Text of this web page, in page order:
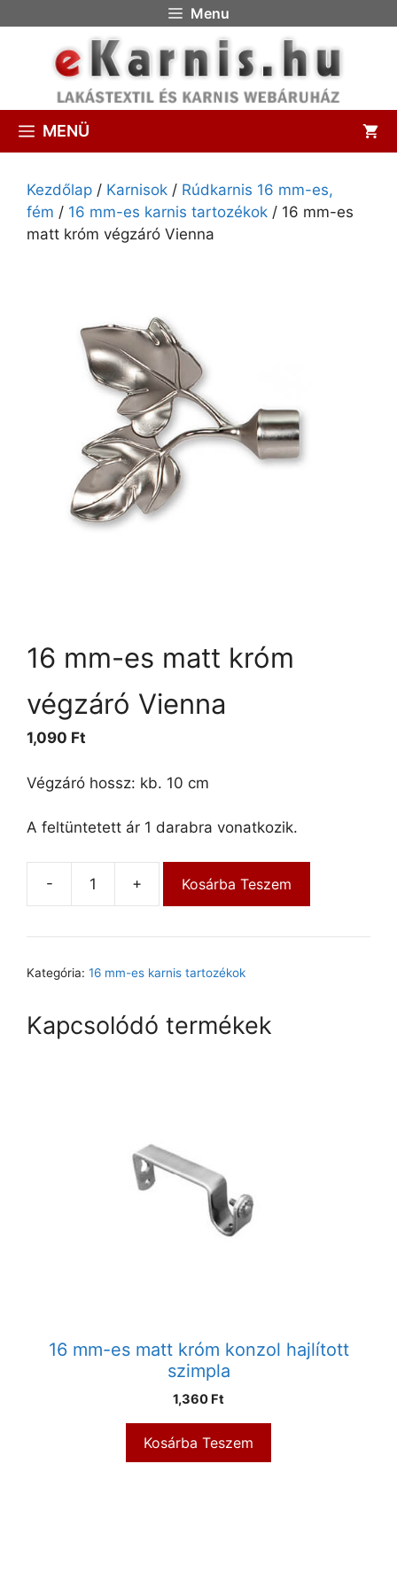
Menu
MENÜ
Kezdőlap / Karnisok / Rúdkarnis 16 mm-es,
fém / 16 mm-es karnis tartozékok / 16 mm-es
matt króm végzáró Vienna
16 mm-es matt króm
végzáró Vienna
1,090 Ft
Végzáró hossz: kb. 10 cm
A feltüntetett ár 1 darabra vonatkozik.
- + Kosárba Teszem
Kategória: 16 mm-es karnis tartozékok
Kapcsolódó termékek
16 mm-es matt króm konzol hajlított
szimpla
1,360 Ft
Kosárba Teszem